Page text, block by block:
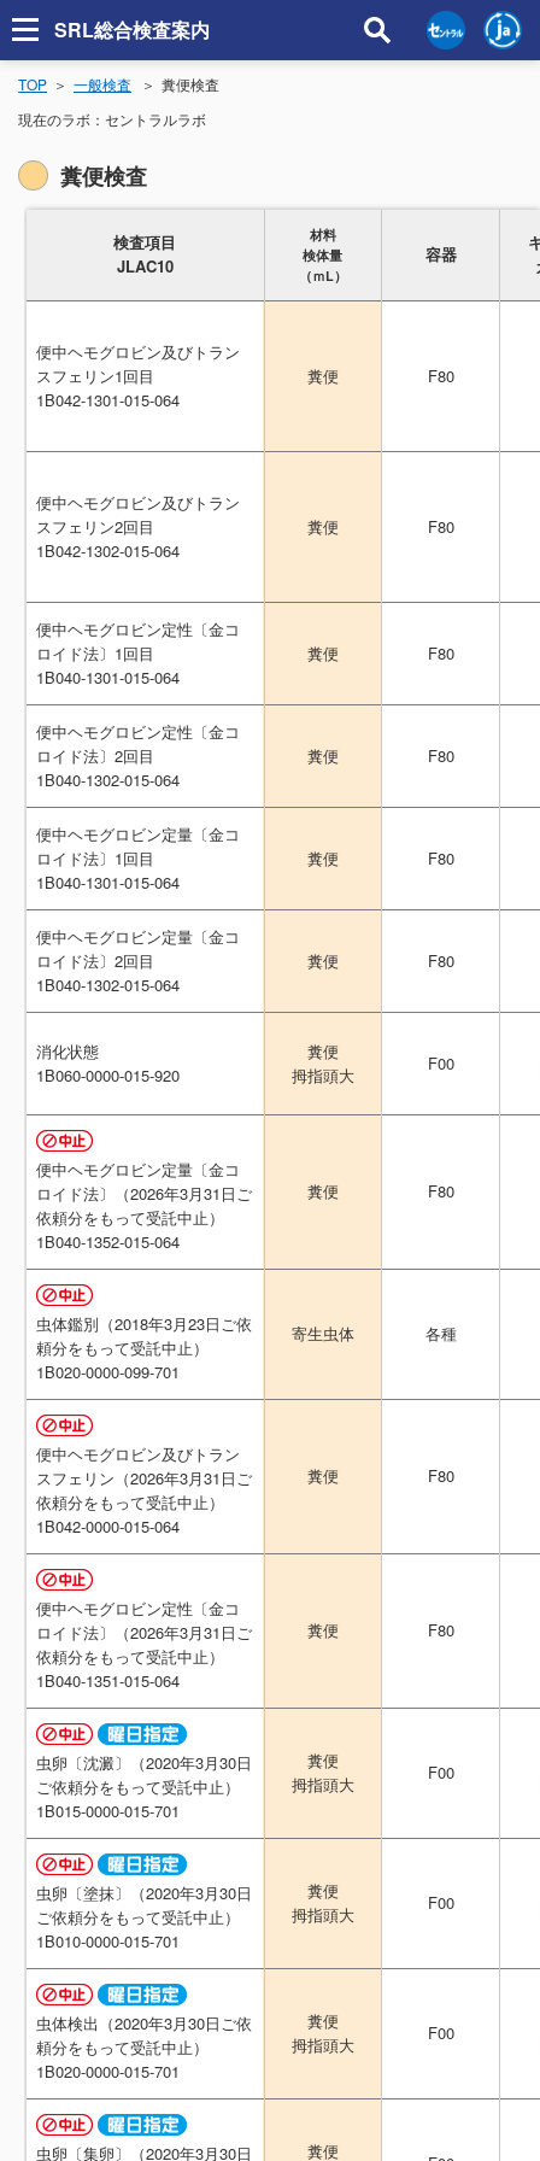
SRL総合検査案内
TOP 一般検査
糞便検査
現在のラボ： セントラルラボ
糞便検査
検査項目
JLAC10
材料
検体量
（ｍL）
容器
便中ヘモグロビン及びトラン
スフェリン1回目
1B042-1301-015-064
糞便 F80
便中ヘモグロビン及びトラン
スフェリン2回目
1B042-1302-015-064
糞便 F80
便中ヘモグロビン定性〔金コ
ロイド法〕1回目
1B040-1301-015-064
糞便 F80
便中ヘモグロビン定性〔金コ
ロイド法〕2回目
1B040-1302-015-064
糞便 F80
便中ヘモグロビン定量〔金コ
ロイド法〕1回目
1B040-1301-015-064
糞便 F80
便中ヘモグロビン定量〔金コ
ロイド法〕2回目
1B040-1302-015-064
糞便 F80
消化状態
1B060-0000-015-920
糞便
拇指頭大
F00
便中ヘモグロビン定量〔金コ
ロイド法〕（2026年3月31日ご
依頼分をもって受託中止）
1B040-1352-015-064
糞便 F80
虫体鑑別（2018年3月23日ご依
頼分をもって受託中止）
1B020-0000-099-701
寄生虫体 各種
便中ヘモグロビン及びトラン
スフェリン（2026年3月31日ご
依頼分をもって受託中止）
1B042-0000-015-064
糞便 F80
便中ヘモグロビン定性〔金コ
ロイド法〕（2026年3月31日ご
依頼分をもって受託中止）
1B040-1351-015-064
糞便 F80
虫卵〔沈澱〕（2020年3月30日
ご依頼分をもって受託中止）
1B015-0000-015-701
糞便
拇指頭大
F00
虫卵〔塗抹〕（2020年3月30日
ご依頼分をもって受託中止）
1B010-0000-015-701
糞便
拇指頭大
F00
虫体検出（2020年3月30日ご依
頼分をもって受託中止）
1B020-0000-015-701
糞便
拇指頭大
F00
虫卵〔集卵〕（2020年3月30日 糞便
検査項目
JLAC10
材料
検体量
（ｍL）
容器
便中ヘモグロビン及びトラン
スフェリン1回目
1B042-1301-015-064
糞便 F80
便中ヘモグロビン及びトラン
スフェリン2回目
1B042-1302-015-064
糞便 F80
便中ヘモグロビン定性〔金コ
ロイド法〕1回目
1B040-1301-015-064
糞便 F80
便中ヘモグロビン定性〔金コ
ロイド法〕2回目
1B040-1302-015-064
糞便 F80
便中ヘモグロビン定量〔金コ
ロイド法〕1回目
1B040-1301-015-064
糞便 F80
便中ヘモグロビン定量〔金コ
ロイド法〕2回目
1B040-1302-015-064
糞便 F80
消化状態
1B060-0000-015-920
糞便
拇指頭大
F00
便中ヘモグロビン定量〔金コ
ロイド法〕（2026年3月31日ご
依頼分をもって受託中止）
1B040-1352-015-064
糞便 F80
虫体鑑別（2018年3月23日ご依
頼分をもって受託中止）
1B020-0000-099-701
寄生虫体 各種
便中ヘモグロビン及びトラン
スフェリン（2026年3月31日ご
依頼分をもって受託中止）
1B042-0000-015-064
糞便 F80
便中ヘモグロビン定性〔金コ
ロイド法〕（2026年3月31日ご
依頼分をもって受託中止）
1B040-1351-015-064
糞便 F80
虫卵〔沈澱〕（2020年3月30日
ご依頼分をもって受託中止）
1B015-0000-015-701
糞便
拇指頭大
F00
虫卵〔塗抹〕（2020年3月30日
ご依頼分をもって受託中止）
1B010-0000-015-701
糞便
拇指頭大
F00
虫体検出（2020年3月30日ご依
頼分をもって受託中止）
1B020-0000-015-701
糞便
拇指頭大
F00
虫卵〔集卵〕（2020年3月30日 糞便